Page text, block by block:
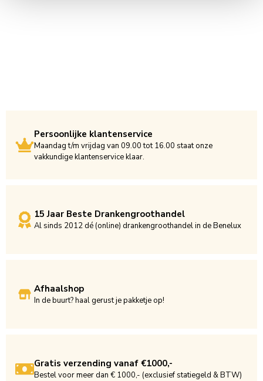
Persoonlijke klantenservice
Maandag t/m vrijdag van 09.00 tot 16.00 staat onze
vakkundige klantenservice klaar.
15 Jaar Beste Drankengroothandel
Al sinds 2012 dé (online) drankengroothandel in de Benelux
Afhaalshop
In de buurt? haal gerust je pakketje op!
Gratis verzending vanaf €1000,-
Bestel voor meer dan € 1000,- (exclusief statiegeld & BTW)